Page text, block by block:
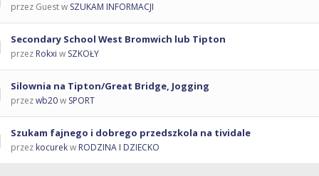
przez Guest w SZUKAM INFORMACJI
Secondary School West Bromwich lub Tipton
przez Rokxi w SZKOŁY
Silownia na Tipton/Great Bridge, Jogging
przezwb20w SPORT
Szukam fajnego i dobrego przedszkola na tividale
przez kocurekw RODZINA I DZIECKO